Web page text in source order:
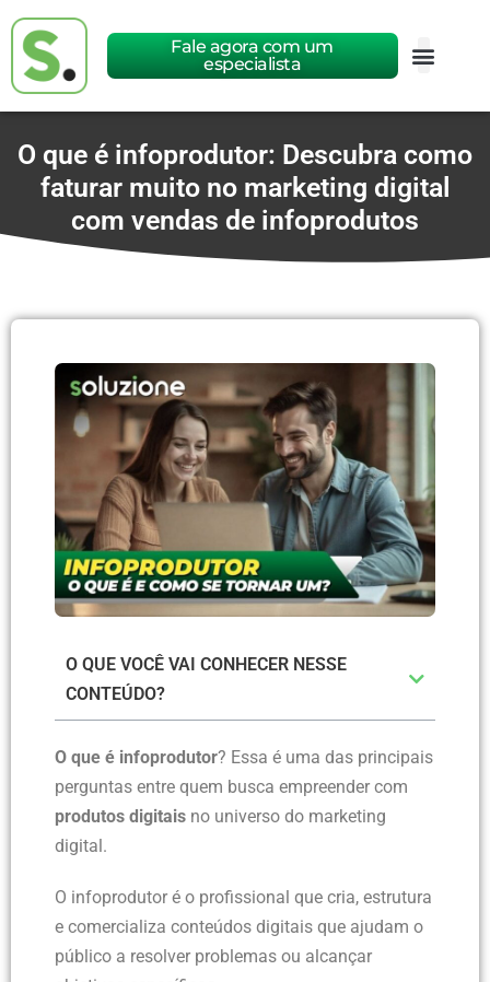
Fale agora com um
especialista
O que é infoprodutor: Descubra como
faturar muito no marketing digital
com vendas de infoprodutos
O QUE VOCÊ VAI CONHECER NESSE
CONTEÚDO?
O que é infoprodutor? Essa é uma das principais
perguntas entre quem busca empreender com
produtos digitais no universo do marketing
digital.
O infoprodutor é o profissional que cria, estrutura
e comercializa conteúdos digitais que ajudam o
público a resolver problemas ou alcançar